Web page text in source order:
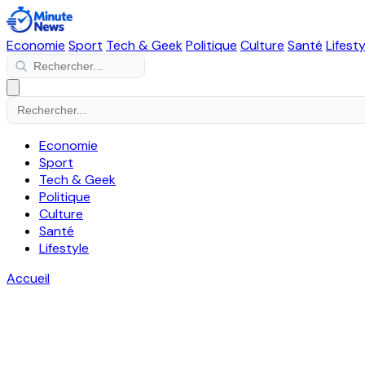
Economie Sport Tech & GeekPolitique Culture Santé
Economie
Sport
Tech & Geek
Politique
Culture
Santé
Lifestyle
Accueil